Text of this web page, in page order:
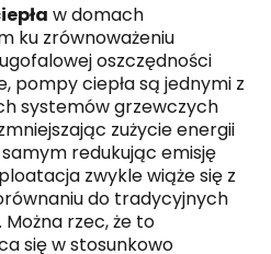
w domach
ku zrównoważeniu
oszczędności
pompy ciepła są jednymi z
systemów grzewczych
zużycie energii
redukując emisję
zwykle wiąże się z
do tradycyjnych
rzec, że to
się w stosunkowo